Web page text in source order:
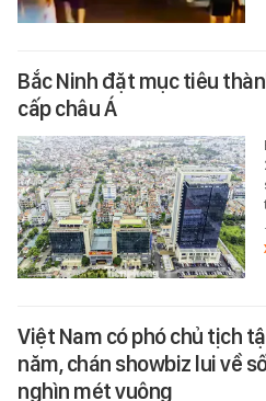
Bắc Ninh đặt mục tiêu
cấp châu Á
Việt Nam có phó chủ tịch
năm, chán showbiz lui về
nghìn mét vuông